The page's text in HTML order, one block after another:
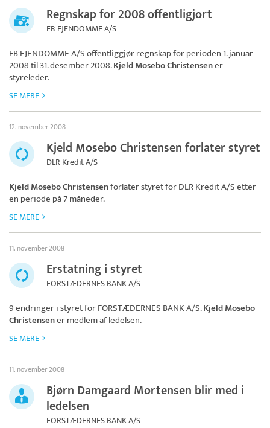
Regnskap for 2008 offentligjort
FB EJENDOMME A/S
FB EJENDOMME A/Soffentliggjør regnskap for perioden 1. januar
2008 til 31. desember 2008.Kjeld Mosebo Christensener
styreleder.
SE MERE
12. november 2008
Kjeld Mosebo Christensen forlater styret
DLR Kredit A/S
Kjeld Mosebo Christensenforlater styret forDLR Kredit A/Setter
en periode på 7 måneder.
SE MERE
11. november 2008
Erstatning i styret
FORSTÆDERNES BANK A/S
9 endringer i styret forFORSTÆDERNES BANK A/S.Kjeld Mosebo
Christensener medlem af ledelsen.
SE MERE
11. november 2008
Bjørn Damgaard Mortensen blir med i
ledelsen
FORSTÆDERNES BANK A/S